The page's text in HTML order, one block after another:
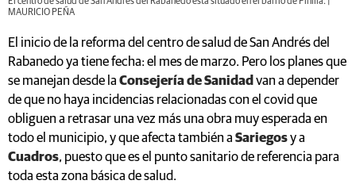
MAURICIO PEÑA
El inicio de la reforma del centro de salud de San Andrés del
Rabanedo ya tiene fecha: el mes de marzo. Pero los planes que
se manejan desde la Consejería de Sanidad van a depender
de que no haya incidencias relacionadas con el covid que
obliguen a retrasar una vez más una obra muy esperada en
todo el municipio, y que afecta también a Sariegosy a
Cuadros, puesto que es el punto sanitario de referencia para
toda esta zona básica de salud.